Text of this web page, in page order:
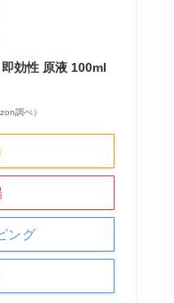
効性 原液 100ml
調べ）
ング